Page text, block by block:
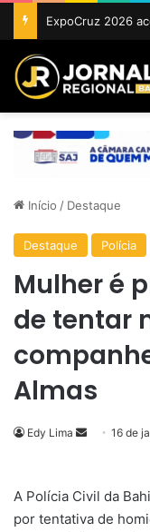
Início / Destaque
Destaque Polícia
Mulher é
de tentar
Almas
Edy Lima
Mande
mail
16 de
A Polícia Civil da
por tentativa de